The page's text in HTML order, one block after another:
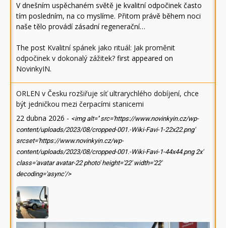
V dnešním uspěchaném světě je kvalitní odpočinek často
tím posledním, na co myslíme. Přitom právě během noci
naše tělo provádí zásadní regenerační…
The post Kvalitní spánek jako rituál: Jak proměnit
odpočinek v dokonalý zážitek? first appeared on
NovinkyIN.
ORLEN v Česku rozšiřuje síť ultrarychlého dobíjení, chce
být jedničkou mezi čerpacími stanicemi
22 dubna 2026 - <img alt='' src='https://www.novinkyin.cz/wp-
content/uploads/2023/08/cropped-001.-Wiki-Favi-1-22x22.png'
srcset='https://www.novinkyin.cz/wp-
content/uploads/2023/08/cropped-001.-Wiki-Favi-1-44x44.png 2x'
class='avatar avatar-22 photo' height='22' width='22'
decoding='async'/>